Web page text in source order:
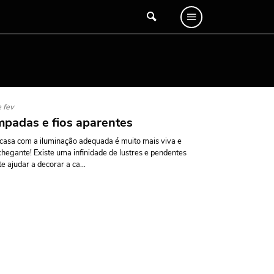
fev
e fios aparentes
com a iluminação adequada é muito mais viva e
Existe uma infinidade de lustres e pendentes
ajudar a decorar a ca...